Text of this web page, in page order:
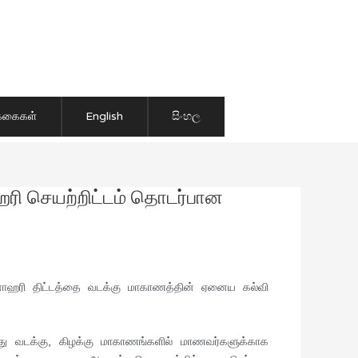
English සිංහල
செயற்றிட்டம் தொடர்பான
திட்டத்தை வடக்கு மாகாணத்தின் ஏனைய கல்வி
கிழக்கு மாகாணங்களில் மாணவர்களுக்காக